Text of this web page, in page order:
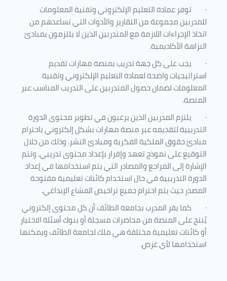
· توفر عمادة التعليم الإلكتروني وتقنية المعلومات
للمدربين مجموعة من التقارير والأدوات التي تساعدهم من
اتخاذ الإجراءات اللازمة مع المتدربين الذين لا يلتزمون بمبادئ
النزاهة الأكاديمية.
· يجب على كل جهة تدريب بمنصة مهارات تقديم
استراتيجيات واضحة لعمادة التعليم الإلكتروني وتقنية
المعلومات لضمان حصول المتدربين على التدريب المناسب عبر
المنصة.
· يلتزم المدربين الذين يرغبون في تطوير محتوى الدورة
التدريبية لتقديمه عبر منصة مهارات بشكل إلكتروني باحترام
مبادئ حقوق الملكية الفكرية ومبادئ النشر. وذلك من خلال
التوقيع على نموذج تعهد وإقرار بإعداد محتوى تدريبي. وتتم
الإشارة إلى المراجع والمصادر التي يتم استخدامها في إعداد
الدورة التدريبية في حال استخدام كائنات تعليمية مفتوحة
المصدر حيث يتم احترام جميع تراخيص المشاع الإبداعي.
· كما يقر المدرب بجامعة الطائف أن كل محتوى إلكتروني
يُنتج على المنصة من محاضرات مسجلة أو بنوك أسئلة الاختبار
أو كائنات تعليمية مختلفة هي ملك لجامعة الطائف ويمكنها
استخدامها لأي غرض.